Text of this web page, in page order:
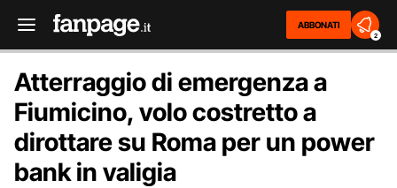
ABBONATI
2
Atterraggio di emergenza a
Fiumicino, volo costretto a
dirottare su Roma per un power
bank in valigia